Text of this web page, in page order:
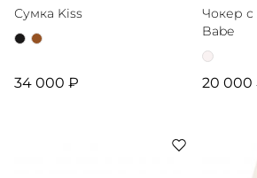
Сумка Kiss
34 000 ₽
Чокер
Babe
20 000